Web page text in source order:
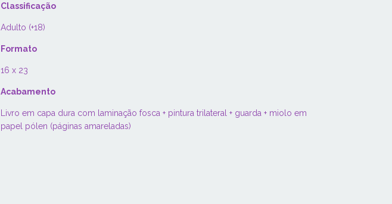
Classificação
Adulto (+18)
Formato
16 x 23
Acabamento
Livro em capa dura com laminação fosca + pintura trilateral + guarda + miolo em
papel pólen (páginas amareladas)